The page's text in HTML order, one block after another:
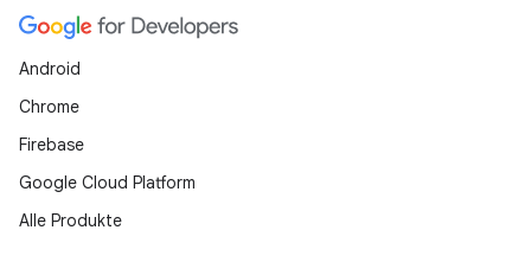
Android
Chrome
Firebase
Google Cloud Platform
Alle Produkte